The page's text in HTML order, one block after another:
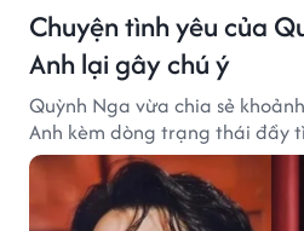
Chuyện tình yêu của
Anh lại gây chú ý
Quỳnh Nga vừa chia sẻ
Anh kèm dòng trạng thái đầy